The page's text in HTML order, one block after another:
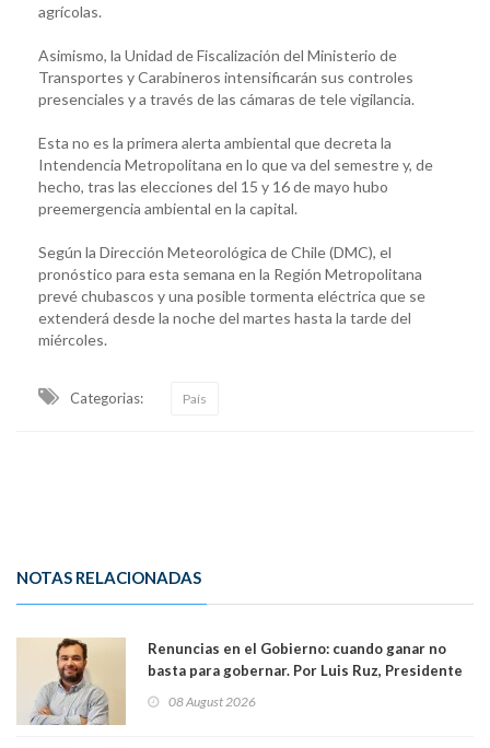
agrícolas.
Asimismo, la Unidad de Fiscalización del Ministerio de
Transportes y Carabineros intensificarán sus controles
presenciales y a través de las cámaras de tele vigilancia.
Esta no es la primera alerta ambiental que decreta la
Intendencia Metropolitana en lo que va del semestre y, de
hecho, tras las elecciones del 15 y 16 de mayo hubo
preemergencia ambiental en la capital.
Según la Dirección Meteorológica de Chile (DMC), el
pronóstico para esta semana en la Región Metropolitana
prevé chubascos y una posible tormenta eléctrica que se
extenderá desde la noche del martes hasta la tarde del
miércoles.
Categorias: País
NOTAS RELACIONADAS
Renuncias en el Gobierno: cuando ganar no
basta para gobernar. Por Luis Ruz, Presidente
08 August 2026